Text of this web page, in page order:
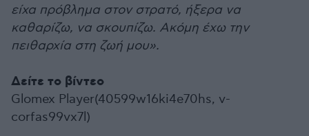
είχα πρόβλημα στον στρατό, ήξερα να
καθαρίζω, να σκουπίζω. Ακόμη έχω την
πειθαρχία στη ζωή μου».
Δείτε το βίντεο
Glomex Player(40599w16ki4e70hs, v-
corfas99vx7l)